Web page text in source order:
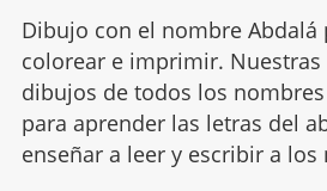
Dibujo con el nombre Abdalá
colorear e imprimir. Nuestras
dibujos de todos los
para aprender las letras del
enseñar a leer y escribir a los